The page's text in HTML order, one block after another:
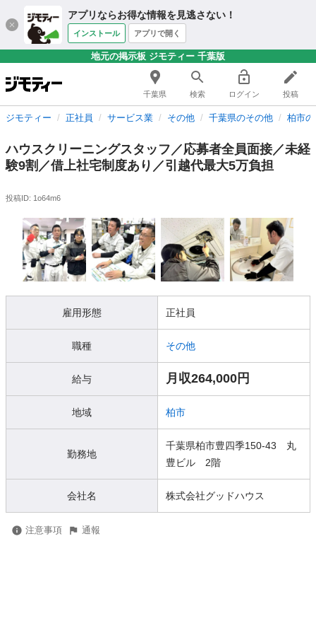
アプリならお得な情報を見逃さない！
インストール アプリで開く
地元の掲示板 ジモティー 千葉版
千葉県 検索 ログイン 投稿
ジモティー 正社員 サービス業 その他 千葉県のその他 柏市
ハウスクリーニングスタッフ／応募者全員面接／未経
験9割／借上社宅制度あり／引越代最大5万負担
投稿ID: 1o64m6
雇用形態 正社員
職種 その他
給与 月収264,000円
地域 柏市
勤務地
千葉県柏市豊四季150-43 丸
豊ビル 2階
会社名 株式会社グッドハウス
注意事項 通報